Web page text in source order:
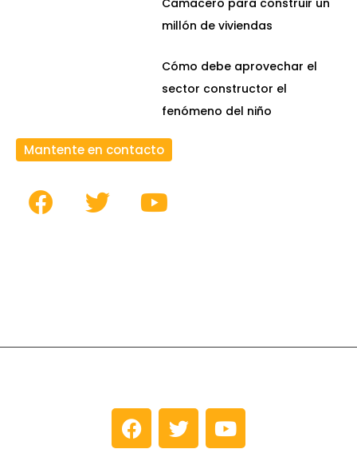
Camacero para construir un
millón de viviendas
Cómo debe aprovechar el
sector constructor el
fenómeno del niño
Mantente en contacto